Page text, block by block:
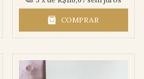
COMPRAR